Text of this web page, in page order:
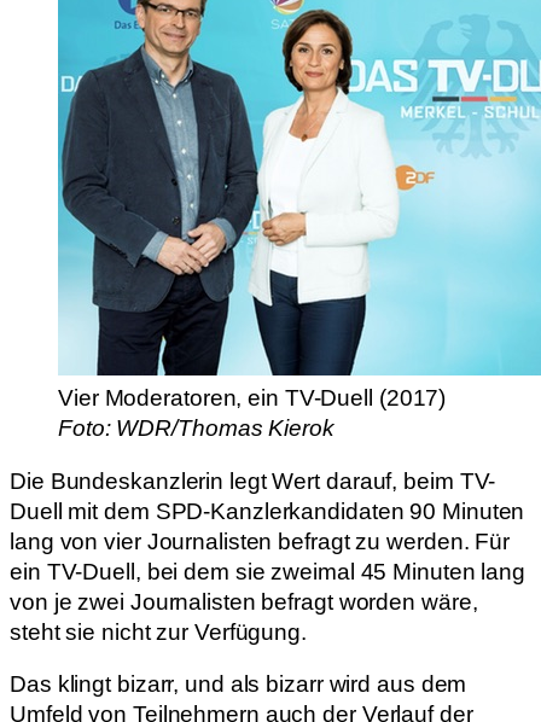
Vier Moderatoren, ein TV-Duell (2017)
Foto: WDR/Thomas Kierok
Die Bundeskanzlerin legt Wert darauf, beim TV-
Duell mit dem SPD-Kanzlerkandidaten 90 Minuten
lang von vier Journalisten befragt zu werden. Für
ein TV-Duell, bei dem sie zweimal 45 Minuten lang
von je zwei Journalisten befragt worden wäre,
steht sie nicht zur Verfügung.
Das klingt bizarr, und als bizarr wird aus dem
Umfeld von Teilnehmern auch der Verlauf der